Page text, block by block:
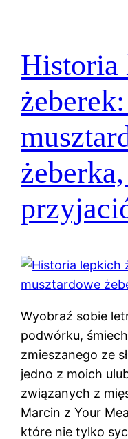
Historia
Wyobraź sobie
podwórku,
zmieszanego ze
jedno z moich
związanych z
Marcin z Your
które nie tylko